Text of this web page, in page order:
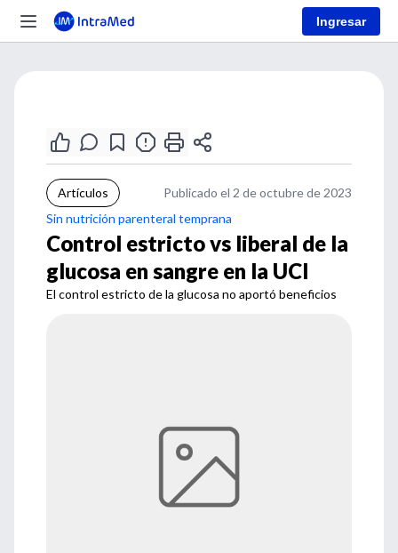
Ingresar
Artículos
Publicado el 2 de octubre de 2023
Sin nutrición parenteral temprana
Control estricto vs liberal de la
glucosa en sangre en la UCI
El control estricto de la glucosa no aportó beneficios